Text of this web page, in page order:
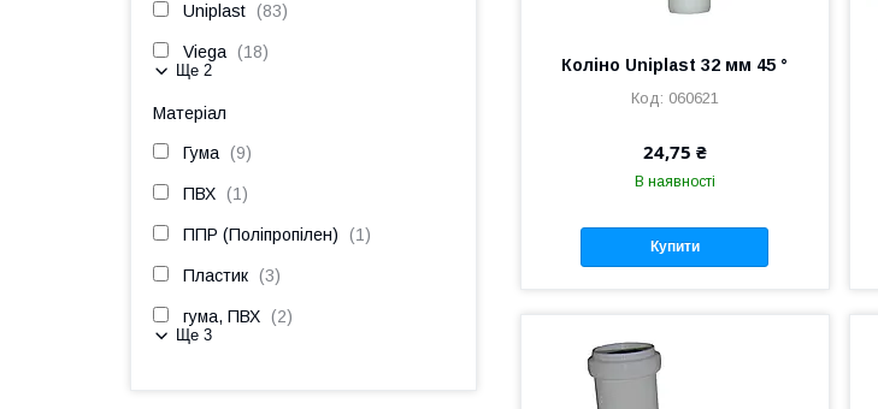
Коліно Uniplast 32 мм 45 °
060621
24,75 ₴
В наявності
Купити
Uniplast 83
Viega 18
Ще 2
Матеріал
Гума 9
ПВХ 1
ППР (Поліпропілен) 1
Пластик 3
гума, ПВХ 2
Ще 3